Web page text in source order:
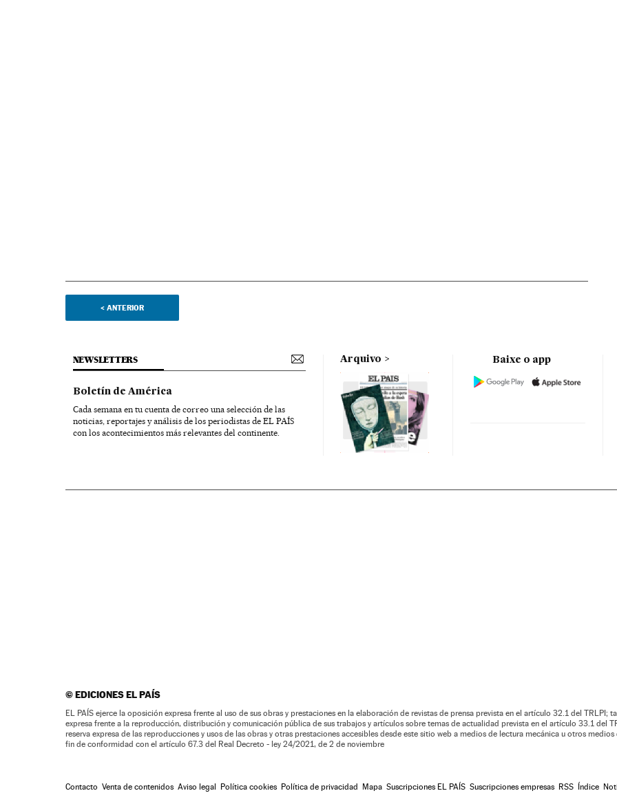
< ANTERIOR
NEWSLETTERS
Boletín de América
Cada semana en tu cuenta de correo una selección de las
noticias, reportajes y análisis de los periodistas de EL PAÍS
con los acontecimientos más relevantes del continente.
Arquivo Baixe o app
©EDICIONES EL PAÍS
EL PAÍS ejerce la oposición expresa frente al uso de sus obras y prestaciones en la elaboración de revistas de prensa prevista en el artículo 32.1 del TRLPI;
expresa frente a la reproducción, distribución y comunicación pública de sus trabajos y artículos sobre temas de actualidad prevista en el artículo 33.1 del
reserva expresa de las reproducciones y usos de las obras y otras prestaciones accesibles desde este sitio web a medios de lectura mecánica u otros medios
fin de conformidad con el artículo 67.3 del Real Decreto - ley 24/2021, de 2 de noviembre
Contacto Venta de contenidos Aviso legal Política cookies Política de privacidad Mapa Suscripciones EL PAÍS Suscripciones empresas RSS Índice